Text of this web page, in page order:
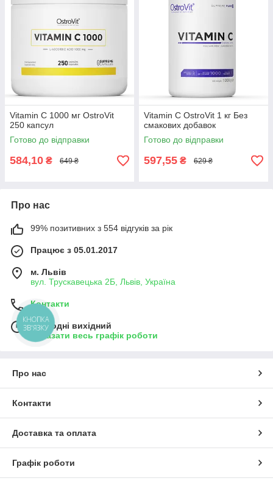
Vitamin C 1000 мг OstroVit
250 капсул
Готово до відправки
584,10 ₴ 649 ₴
Vitamin C OstroVit 1 кг Без
смакових добавок
Готово до відправки
597,55 ₴ 629 ₴
Про нас
99% позитивних з 554 відгуків за рік
Працює з 05.01.2017
м. Львів
вул. Трускавецька 2Б, Львів, Україна
Контакти
Сьогодні вихідний
Показати весь графік роботи
Про нас
Контакти
Доставка та оплата
Графік роботи
КНОПКА
ЗВ'ЯЗКУ